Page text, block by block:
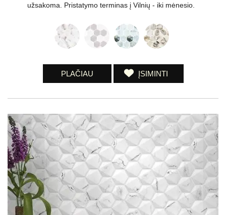
užsakoma. Pristatymo terminas į Vilnių - iki mėnesio.
PLAČIAU ĮSIMINTI